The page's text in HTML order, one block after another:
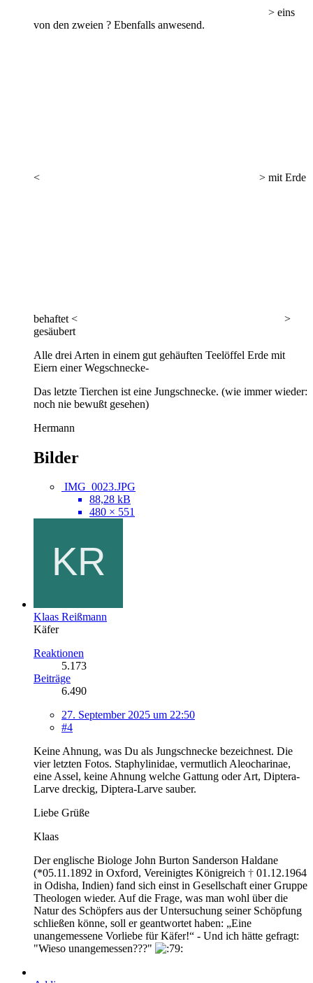
> eins
von den zweien ? Ebenfalls anwesend.
< > mit Erde
behaftet <
>
gesäubert
Alle drei Arten in einem gut gehäuften Teelöffel Erde mit
Eiern einer Wegschnecke-
Das letzte Tierchen ist eine Jungschnecke. (wie immer wieder:
noch nie bewußt gesehen)
Hermann
Bilder
IMG_0023.JPG
88,28 kB
480 × 551
Klaas Reißmann
Käfer
Reaktionen
5.173
Beiträge
6.490
27. September 2025 um 22:50
#4
Keine Ahnung, was Du als Jungschnecke bezeichnest. Die
vier letzten Fotos. Staphylinidae, vermutlich Aleocharinae,
eine Assel, keine Ahnung welche Gattung oder Art, Diptera-
Larve dreckig, Diptera-Larve sauber.
Liebe Grüße
Klaas
Der englische Biologe John Burton Sanderson Haldane
(*05.11.1892 in Oxford, Vereinigtes Königreich † 01.12.1964
in Odisha, Indien) fand sich einst in Gesellschaft einer Gruppe
Theologen wieder. Auf die Frage, was man wohl über die
Natur des Schöpfers aus der Untersuchung seiner Schöpfung
schließen könne, soll er geantwortet haben: „Eine
unangemessene Vorliebe für Käfer!“ - Und ich hätte gefragt:
"Wieso unangemessen???"